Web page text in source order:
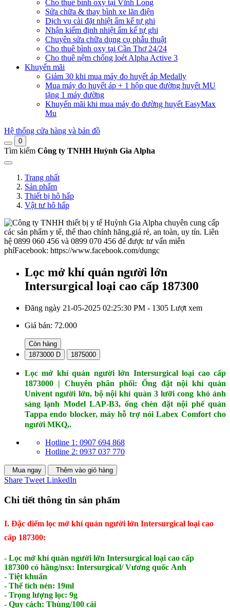
Cho thuê bình oxy tại Vĩnh Long
Sửa chữa & thay bình xe lăn điện
Dịch vụ cài đặt nhiệt ẩm kế tự ghi
Nhận kiểm định nhiệt ẩm kế tự ghi
Chuyên sửa chữa dụng cụ phẫu thuật
Cho thuê bình oxy tại Cần Thơ 24/24
Cho thuê nệm chống loét Alpha Active 3
Khuyến mãi
Giảm 30 khi mua máy đo huyết áp Medally
Mua máy đo huyết áp + 1 hộp que đường huyết MU
tặng 1 máy đường
Khuyến mãi khi mua máy đo đường huyết EasyMax
Mu
Hệ thống cửa hàng và bản đồ
0
Tìm kiếm Công ty TNHH Huỳnh Gia Alpha
Trang nhất
Sản phẩm
Thiết bị hô hấp
Vật tư hô hấp
Lọc mở khí quản người lớn
Intersurgical loại cao cấp 187300
Đăng ngày 21-05-2025 02:25:30 PM - 1305 Lượt xem
Giá bán: 72.000
Còn hàng
1873000 D
1875000
Lọc mở khí quản người lớn Intersurgical loại cao cấp
1873000 | Chuyên phân phối: Ống đặt nội khí quản
Univent người lớn, bộ nội khí quản 3 lưỡi cong khó ánh
sáng lạnh Model LAP-B3, ống chèn đặt nội phế quản
Tappa endo blocker, máy hỗ trợ nói Labex Comfort cho
người MKQ,.
Hotline 1: 0907 694 868
Hotline 2: 0937 037 770
Mua ngay Thêm vào giỏ hàng
Share Tweet LinkedIn
Chi tiết thông tin sản phẩm
I. Đặc điểm lọc mở khí quản người lớn Intersurgical loại cao
cấp 187300:
- Lọc mở khí quản người lớn Intersurgical loại cao cấp
187300 có hãng/nsx: Intersurgical/Vương quốc Anh
- Tiệt khuẩn
- Thể tích nén: 19ml
- Trọng lượng lọc: 9g
- Quy cách: Thùng/100 cái